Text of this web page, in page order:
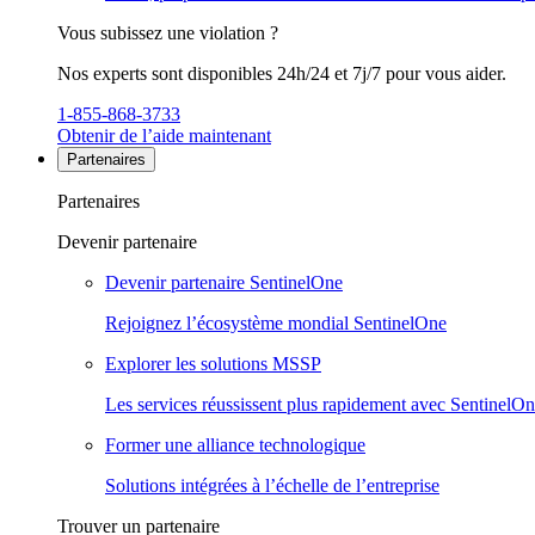
Vous subissez une violation ?
Nos experts sont disponibles 24h/24 et 7j/7 pour vous aider.
1-855-868-3733
Obtenir de l’aide maintenant
Partenaires
Partenaires
Devenir partenaire
Devenir partenaire SentinelOne
Rejoignez l’écosystème mondial SentinelOne
Explorer les solutions MSSP
Les services réussissent plus rapidement avec
Former une alliance technologique
Solutions intégrées à l’échelle de l’entreprise
Trouver un partenaire